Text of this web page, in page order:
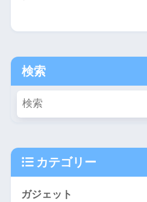
検索
カテゴリー
ガジェット